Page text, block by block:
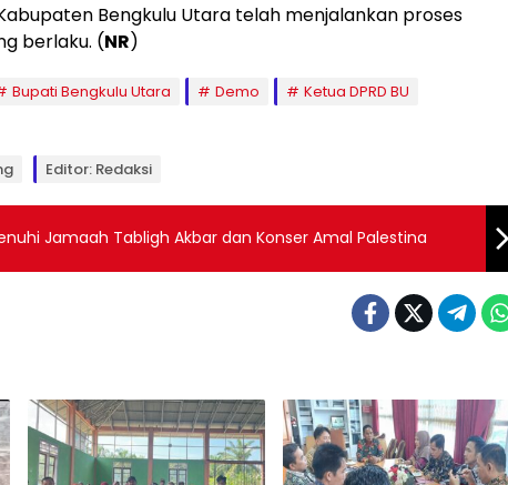
Bengkulu Utara telah menjalankan proses
berlaku. (NR)
Bupati Bengkulu Utara Demo
Ketua DPRD BU
Editor: Redaksi
Jamaah Tabligh Akbar dan Konser Amal Palestina